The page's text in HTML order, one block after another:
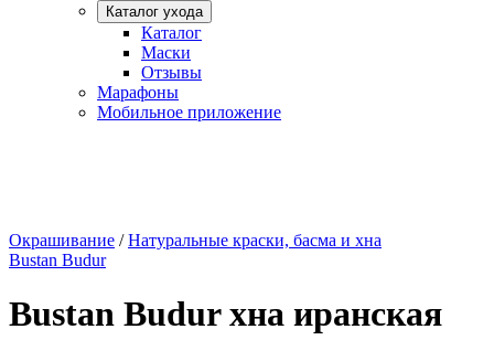
Каталог ухода
Каталог
Маски
Отзывы
Марафоны
Мобильное приложение
Окрашивание /Натуральные краски, басма и хна
Bustan Budur
Bustan Budur хна иранская